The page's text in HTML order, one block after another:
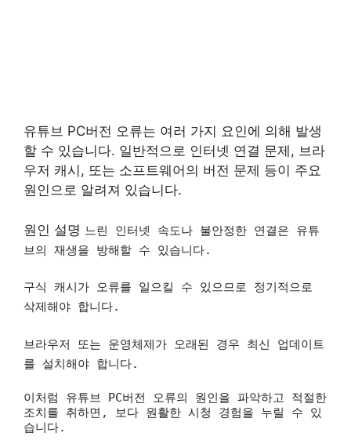
유튜브 PC버전 오류는 여러 가지 요인에 의해 발생
할 수 있습니다. 일반적으로 인터넷 연결 문제, 브라
우저 캐시, 또는 소프트웨어의 버전 문제 등이 주요
원인으로 알려져 있습니다.
원인 설명 느린 인터넷 속도나 불안정한 연결은 유튜
브의 재생을 방해할 수 있습니다.
구식 캐시가 오류를 일으킬 수 있으므로 정기적으로
삭제해야 합니다.
브라우저 또는 운영체제가 오래된 경우 최신 업데이트
를 설치해야 합니다.
이처럼 유튜브 PC버전 오류의 원인을 파악하고 적절한
조치를 취하면, 보다 원활한 시청 경험을 누릴 수 있
습니다.